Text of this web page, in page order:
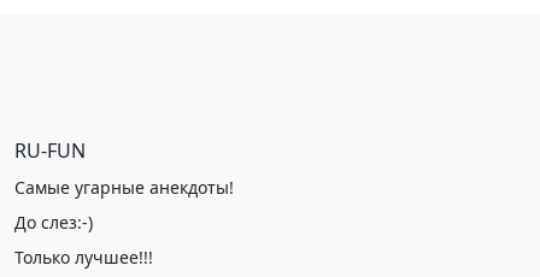
RU-FUN
Самые угарные анекдоты!
До слез:-)
Только лучшее!!!